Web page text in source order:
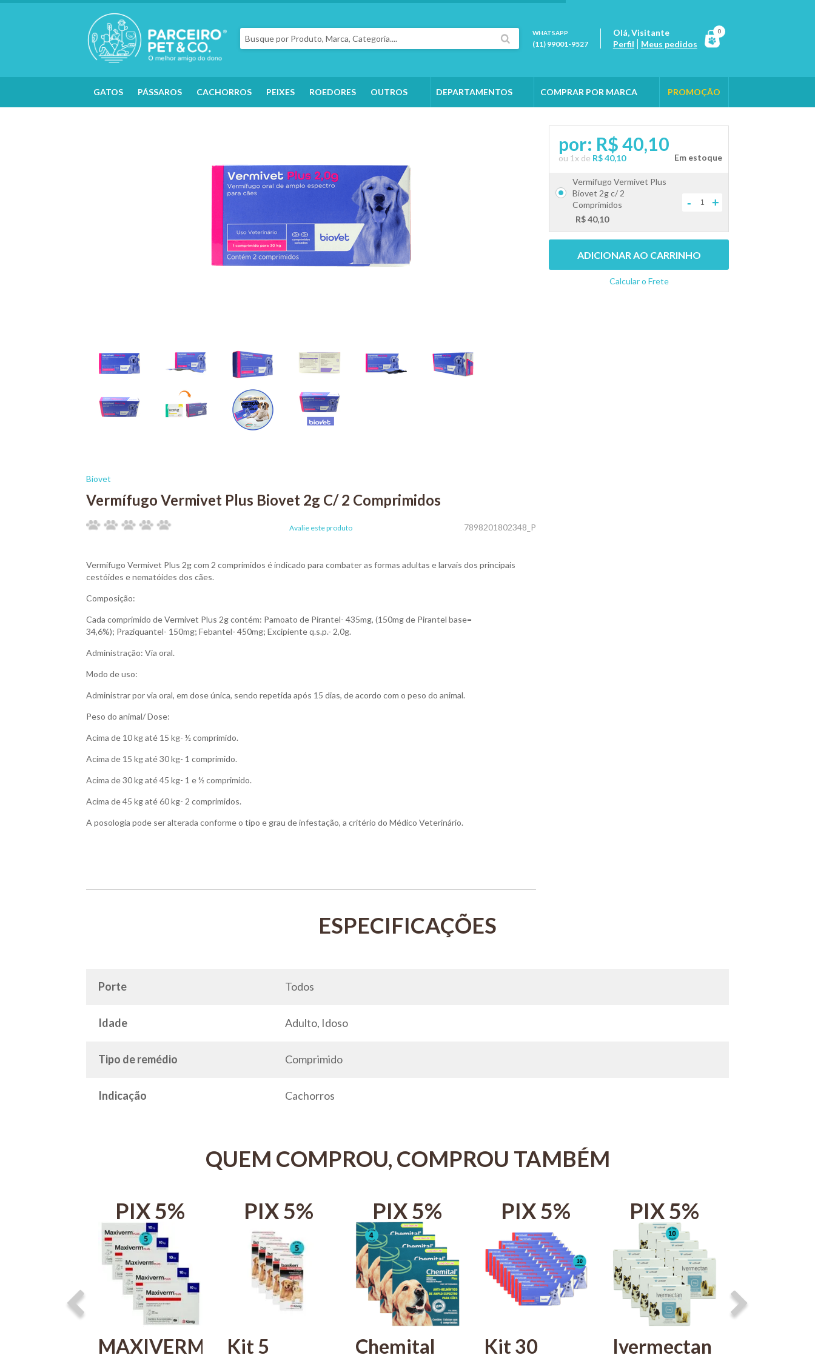
WHATSAPP
(11) 99001-9527
Olá,Visitante
Perfil
Meus pedidos
0
GATOS PÁSSAROS CACHORROS PEIXES ROEDORES OUTROS DEPARTAMENTOS COMPRAR POR MARCA PROMOÇÃO
Biovet
Vermífugo Vermivet Plus Biovet 2g C/ 2 Comprimidos
Avalie este produto 7898201802348_P
Vermífugo Vermivet Plus 2g com 2 comprimidos é indicado para combater as formas adultas e larvais dos principais
cestóides e nematóides dos cães.
Composição:
Cada comprimido de Vermivet Plus 2g contém: Pamoato de Pirantel- 435mg, (150mg de Pirantel base=
34,6%); Praziquantel- 150mg; Febantel- 450mg; Excipiente q.s.p.- 2,0g.
Administração: Via oral.
Modo de uso:
Administrar por via oral, em dose única, sendo repetida após 15 dias, de acordo com o peso do animal.
Peso do animal/ Dose:
Acima de 10 kg até 15 kg- ½ comprimido.
Acima de 15 kg até 30 kg- 1 comprimido.
Acima de 30 kg até 45 kg- 1 e ½ comprimido.
Acima de 45 kg até 60 kg- 2 comprimidos.
A posologia pode ser alterada conforme o tipo e grau de infestação, a critério do Médico Veterinário.
por: R$ 40,10
ou 1 x de R$ 40,10
Vermífugo Vermivet Plus
Biovet 2g c/ 2
Comprimidos
R$ 40,10
- +
ADICIONAR AO CARRINHO
Calcular o Frete
Porte Todos
Idade Adulto, Idoso
Tipo de remédio Comprimido
Indicação Cachorros
QUEM COMPROU, COMPROU TAMBÉM
PIX 5%
MAXIVERM
PIX 5%
Kit 5
PIX 5%
Chemital
PIX 5%
Kit 30
PIX 5%
Ivermectan